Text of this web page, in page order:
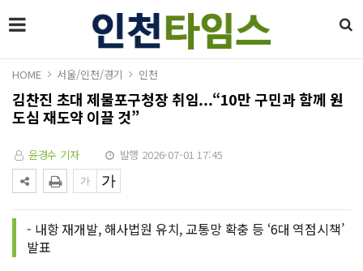
HOME 서울/인천/경기 인천
김찬진 초대 제물포구청장 취임...“10만 구민과 함께 원
도심 재도약 이끌 것”
윤경수 기자 발행 2026-07-01 17:45
- 내항 재개발, 해사법원 유치, 교통망 확충 등 ‘6대 역점시책’
발표